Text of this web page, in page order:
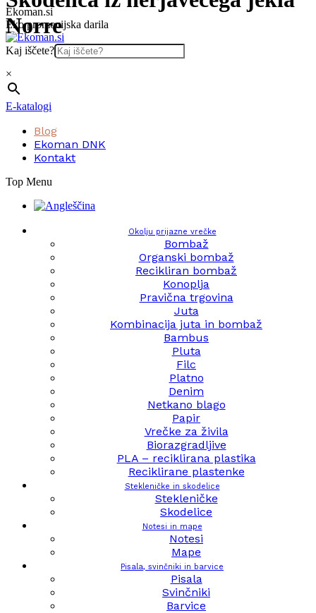
Skip
to
content
Ekoman.si
Eko promocijska darila
Kaj iščete?
×
E-katalogi
Blog
Ekoman DNK
Kontakt
Top Menu
Okolju prijazne vrečke
Bombaž
Organski bombaž
Recikliran bombaž
Konoplja
Pravična trgovina
Juta
Kombinacija juta in bombaž
Bambus
Pluta
Filc
Platno
Denim
Netkano blago
Papir
Vrečke za živila
Biorazgradljive
PLA – reciklirana plastika
Reciklirane plastenke
Stekleničke in skodelice
Stekleničke
Skodelice
Notesi in mape
Notesi
Mape
Pisala, svinčniki in barvice
Pisala
Svinčniki
Barvice
Norre